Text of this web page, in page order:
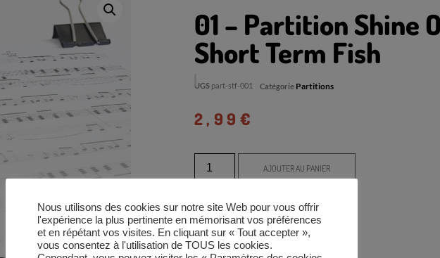
01 – Partition Shine
Short Term Fish
UGS part-stf-001 Catégorie Partitions
2,99 €
AJOUTER AU PANIER
Nous utilisons des cookies sur notre site Web pour vous offrir
l'expérience la plus pertinente en mémorisant vos préférences
et en répétant vos visites. En cliquant sur « Tout accepter »,
vous consentez à l'utilisation de TOUS les cookies.